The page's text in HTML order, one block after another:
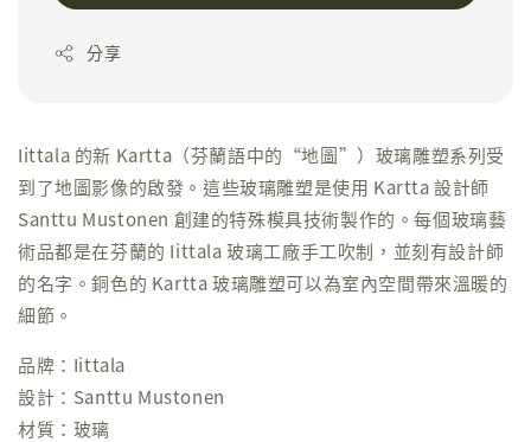
分享
Iittala 的新 Kartta（芬蘭語中的“地圖”）玻璃雕塑系列受
到了地圖影像的啟發。這些玻璃雕塑是使用 Kartta 設計師
Santtu Mustonen 創建的特殊模具技術製作的。每個玻璃藝
術品都是在芬蘭的 Iittala 玻璃工廠手工吹制，並刻有設計師
的名字。銅色的 Kartta 玻璃雕塑可以為室內空間帶來溫暖的
細節。
品牌：Iittala
設計：Santtu Mustonen
材質：玻璃